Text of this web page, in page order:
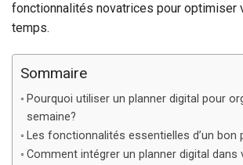
fonctionnalités novatrices pour optimiser
temps.
Sommaire
Pourquoi utiliser un planner digital pour
semaine?
Les fonctionnalités essentielles d’un bon
Comment intégrer un planner digital dans